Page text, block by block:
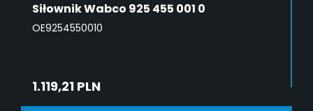
Siłownik Wabco 925 455 001 0
OE9254550010
1.119,21 PLN